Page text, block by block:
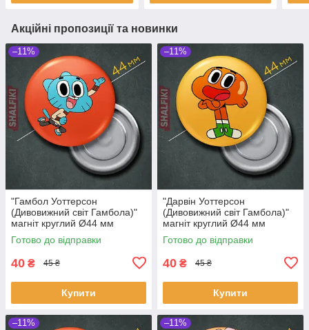
Акційні пропозиції та новинки
–11%
"Гамбол Уоттерсон
(Дивовижний світ Гамбола)"
магніт круглий Ø44 мм
Готово до відправки
40 ₴ 45 ₴
Купити
–11%
"Дарвін Уоттерсон
(Дивовижний світ Гамбола)"
магніт круглий Ø44 мм
Готово до відправки
40 ₴ 45 ₴
Купити
–11% –11%